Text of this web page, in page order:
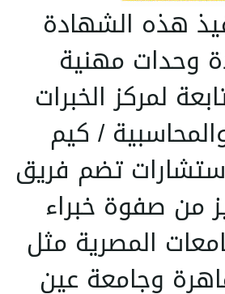
هذه الشهادة
وحدات مهنية
لمركز الخبرات
/ كيم
تضم فريق
من صفوة خبراء
المصرية مثل
وجامعة عين